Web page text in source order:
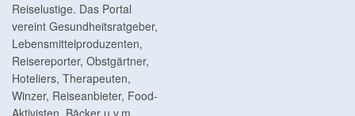
Reiselustige. Das Portal
vereint Gesundheitsratgeber,
Lebensmittelproduzenten,
Reisereporter, Obstgärtner,
Hoteliers, Therapeuten,
Winzer, Reiseanbieter, Food-
Aktivisten, Bäcker u.v.m.